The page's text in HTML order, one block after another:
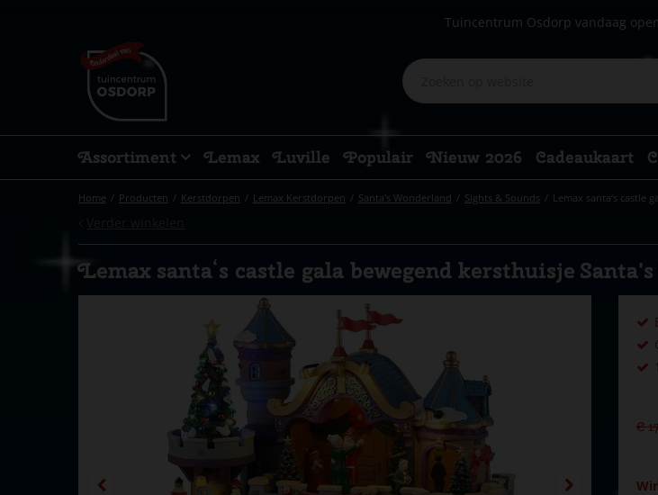
Home Producten Kerstdorpen Lemax Kerstdorpen Santa's Wonderland Sights & Sounds Lemax santa‘s castle
Tuincentrum Osdorp vandaag
Assortiment Lemax Luville Populair Nieuw 2026 Cadeaukaart
Lemax santa‘s castle gala bewegend kersthuisje
€